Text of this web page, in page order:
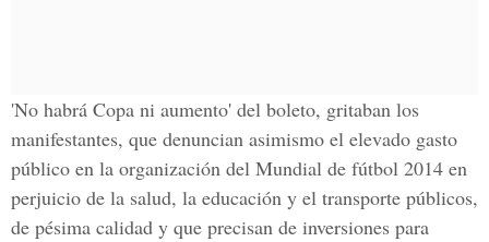
'No habrá Copa ni aumento' del boleto, gritaban los
manifestantes, que denuncian asimismo el elevado gasto
público en la organización del Mundial de fútbol 2014 en
perjuicio de la salud, la educación y el transporte públicos,
de pésima calidad y que precisan de inversiones para